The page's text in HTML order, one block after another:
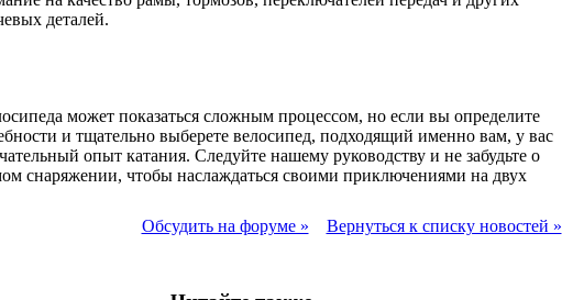
деталей.
может показаться сложным процессом, но если вы определите
и тщательно выберете велосипед, подходящий именно вам, у вас
опыт катания. Следуйте нашему руководству и не забудьте о
снаряжении, чтобы наслаждаться своими приключениями на двух
Обсудить на форуме »
Вернуться к списку новостей »